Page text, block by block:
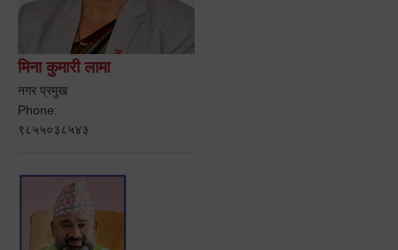
मिना कुमारी लामा
नगर प्रमुख
Phone:
९८५५०३८५४३